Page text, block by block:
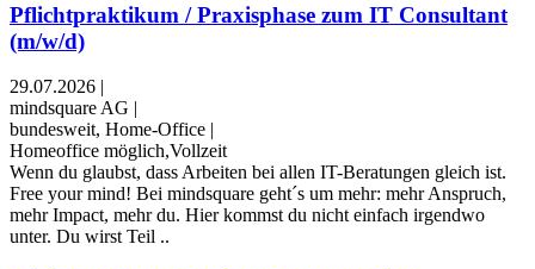
Pflichtpraktikum / Praxisphase zum IT Consultant
(m/w/d)
29.07.2026 |
mindsquare AG |
bundesweit, Home-Office |
Homeoffice möglich,Vollzeit
Wenn du glaubst, dass Arbeiten bei allen IT-Beratungen gleich ist.
Free your mind! Bei mindsquare geht´s um mehr: mehr Anspruch,
mehr Impact, mehr du. Hier kommst du nicht einfach irgendwo
unter. Du wirst Teil ..